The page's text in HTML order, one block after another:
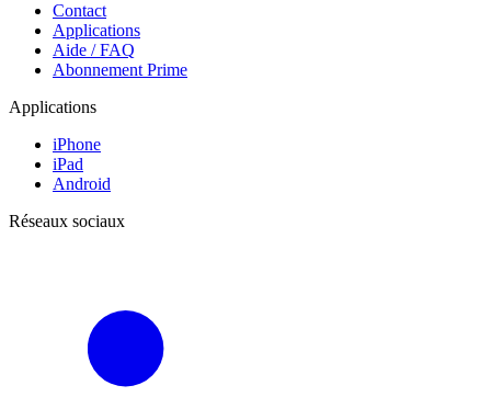
Contact
Applications
Aide / FAQ
Abonnement Prime
Applications
iPhone
iPad
Android
Réseaux sociaux